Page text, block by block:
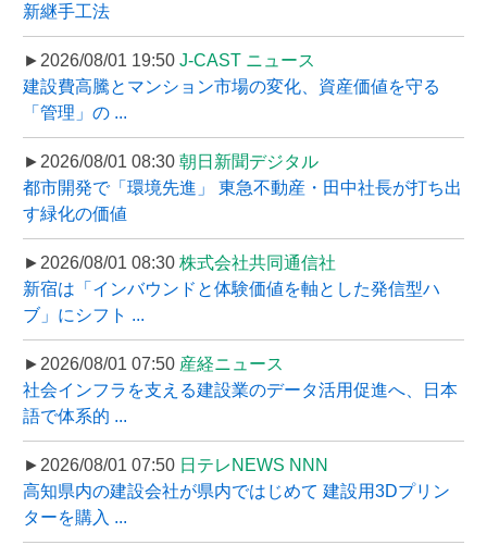
新継手工法
►2026/08/01 19:50 J-CAST ニュース
建設費高騰とマンション市場の変化、資産価値を守る
「管理」の ...
►2026/08/01 08:30 朝日新聞デジタル
都市開発で「環境先進」 東急不動産・田中社長が打ち出
す緑化の価値
►2026/08/01 08:30 株式会社共同通信社
新宿は「インバウンドと体験価値を軸とした発信型ハ
ブ」にシフト ...
►2026/08/01 07:50 産経ニュース
社会インフラを支える建設業のデータ活用促進へ、日本
語で体系的 ...
►2026/08/01 07:50 日テレNEWS NNN
高知県内の建設会社が県内ではじめて 建設用3Dプリン
ターを購入 ...